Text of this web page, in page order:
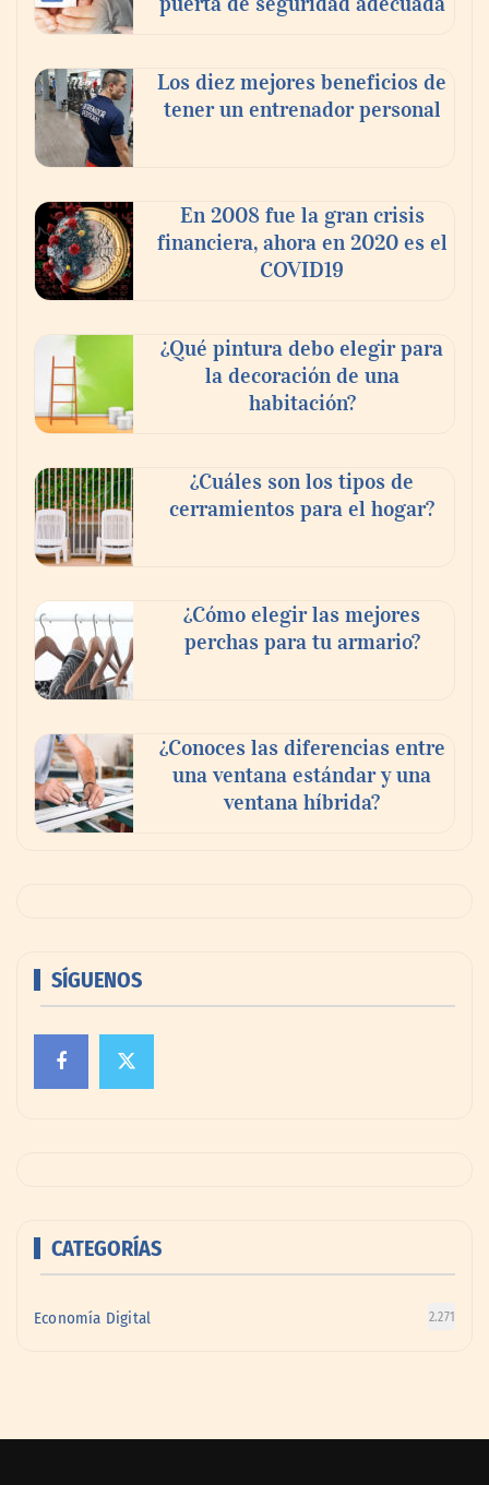
Toro Tapas inaugura su Raw Bar: una
experiencia desde mediodía hasta el
Los diez mejores beneficios de
tener un entrenador personal
En 2008 fue la gran crisis
financiera, ahora en 2020 es el
COVID19
¿Qué pintura debo elegir para
la decoración de una
habitación?
¿Cuáles son los tipos de
cerramientos para el hogar?
¿Cómo elegir las mejores
perchas para tu armario?
¿Conoces las diferencias entre
una ventana estándar y una
ventana híbrida?
SÍGUENOS
CATEGORÍAS
Economía Digital 2.271